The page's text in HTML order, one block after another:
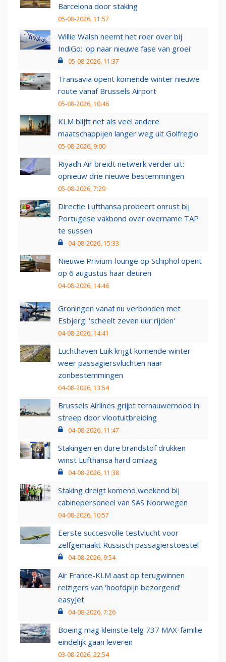
Barcelona door staking
05-08-2026, 11:57
Willie Walsh neemt het roer over bij
IndiGo: 'op naar nieuwe fase van groei'
05-08-2026, 11:37
Transavia opent komende winter nieuwe
route vanaf Brussels Airport
05-08-2026, 10:46
KLM blijft net als veel andere
maatschappijen langer weg uit Golfregio
05-08-2026, 9:00
Riyadh Air breidt netwerk verder uit:
opnieuw drie nieuwe bestemmingen
05-08-2026, 7:29
Directie Lufthansa probeert onrust bij
Portugese vakbond over overname TAP
te sussen
04-08-2026, 15:33
Nieuwe Privium-lounge op Schiphol opent
op 6 augustus haar deuren
04-08-2026, 14:46
Groningen vanaf nu verbonden met
Esbjerg: 'scheelt zeven uur rijden'
04-08-2026, 14:41
Luchthaven Luik krijgt komende winter
weer passagiersvluchten naar
zonbestemmingen
04-08-2026, 13:54
Brussels Airlines grijpt ternauwernood in:
streep door vlootuitbreiding
04-08-2026, 11:47
Stakingen en dure brandstof drukken
winst Lufthansa hard omlaag
04-08-2026, 11:38
Staking dreigt komend weekend bij
cabinepersoneel van SAS Noorwegen
04-08-2026, 10:57
Eerste succesvolle testvlucht voor
zelfgemaakt Russisch passagierstoestel
04-08-2026, 9:54
Air France-KLM aast op terugwinnen
reizigers van ‘hoofdpijn bezorgend’
easyJet
04-08-2026, 7:26
Boeing mag kleinste telg 737 MAX-familie
eindelijk gaan leveren
03-08-2026, 22:54